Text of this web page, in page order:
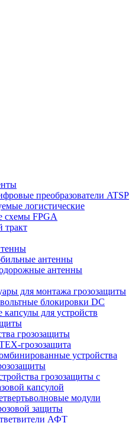
преобразователи ATSP
логистические
схемы FPGA
тракт
антенны
антенны
для монтажа грозозащиты
блокировки DC
капсулы для устройств
грозозащиты
грозозащита
устройства
грозозащиты с
капсулой
модули
защиты
АФТ